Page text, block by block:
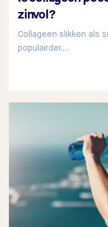
zinvol?
Collageen slikken als
populairder.…